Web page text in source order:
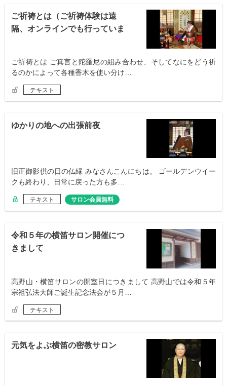
ご祈祷とは（ご祈祷体験は遠
隔、オンラインでも行っていま
ご祈祷とは ご真言と陀羅尼の組み合わせ、そしてなにをどう祈
るのかによって各種香木を使い分け…
テキスト
ゆかりの地への出張前夜
旧正御影供の日の仏縁 みなさんこんにちは。 ゴールデンウイー
クも終わり、日常に戻った方も多…
テキスト サロン会員無料
令和５年の横笛サロン開催につ
きまして
高野山・横笛サロンの開室日につきまして 高野山では令和５年
宗祖弘法大師ご誕生記念法会が５月…
テキスト
元気をよぶ横笛の密教サロン